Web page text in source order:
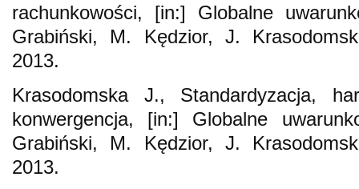
rachunkowości, [in:] Globalne
Grabiński, M. Kędzior, J.
2013.
Krasodomska J., Standardyzacja,
konwergencja, [in:] Globalne
Grabiński, M. Kędzior, J.
2013.